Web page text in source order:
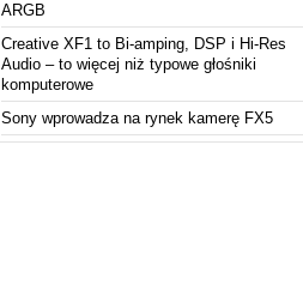
ARGB
Creative XF1 to Bi-amping, DSP i Hi-Res
Audio – to więcej niż typowe głośniki
komputerowe
Sony wprowadza na rynek kamerę FX5